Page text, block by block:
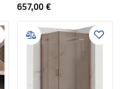
657,00 €